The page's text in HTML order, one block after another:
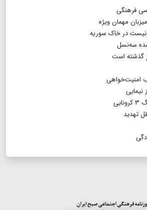
فرهنگی
مهمان ویژه
در خاک سوریه
سه‌نسل
گذشته است
امنیت‌خواهی
نیمایی
تهدید